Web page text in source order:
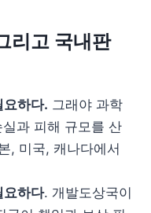
리고 국내판
요하다. 그래야 과학
과 피해 규모를 산
, 미국, 캐나다에서
요하다. 개발도상국이